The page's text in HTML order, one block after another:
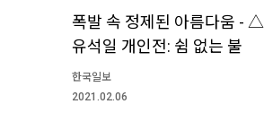
폭발 속 정제된 아름다움 - △
유석일 개인전: 쉼 없는 불
한국일보
2021.02.06